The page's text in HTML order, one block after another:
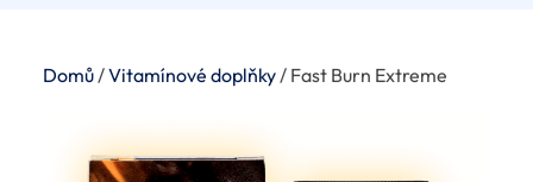
Domů/Vitamínové doplňky/ Fast Burn Extreme